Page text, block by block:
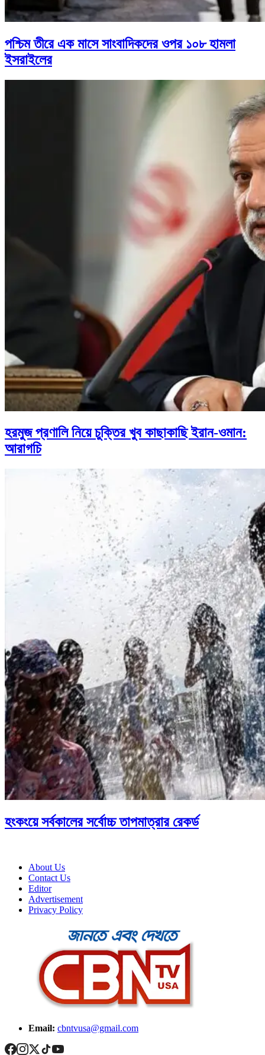
পশ্চিম তীরে এক মাসে সাংবাদিকদের ওপর ১০৮ হামলা
ইসরাইলের
হরমুজ প্রণালি নিয়ে চুক্তির খুব কাছাকাছি ইরান-ওমান:
আরাগচি
হংকংয়ে সর্বকালের সর্বোচ্চ তাপমাত্রার রেকর্ড
About Us
Contact Us
Editor
Advertisement
Privacy Policy
Email: cbntvusa@gmail.com